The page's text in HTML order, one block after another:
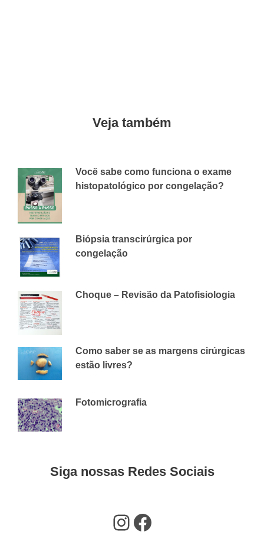
Veja também
Você sabe como funciona o exame
histopatológico por congelação?
Biópsia transcirúrgica por
congelação
Choque – Revisão da Patofisiologia
Como saber se as margens cirúrgicas
estão livres?
Fotomicrografia
Siga nossas Redes Sociais
Instagram Facebook